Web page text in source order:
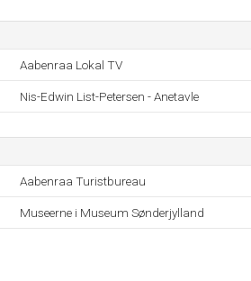
Aabenraa Lokal TV
Nis-Edwin List-Petersen - Anetavle
Aabenraa Turistbureau
Museerne i Museum Sønderjylland